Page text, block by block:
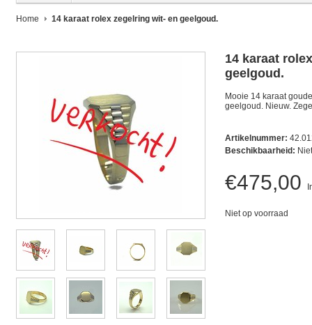
Home 14 karaat rolex zegelring wit- en geelgoud.
14 karaat
geelgoud.
Mooie 14 karaat
geelgoud. Nieuw.
Artikelnummer:
Beschikbaarheid:
€475,00
Niet op voorraad